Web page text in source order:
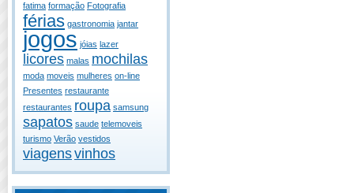
fatima formação Fotografia
férias gastronomia jantar
jogos jóias lazer
licores malas mochilas
moda moveis mulheres on-line
Presentes restaurante
restaurantes roupa samsung
sapatos saude telemoveis
turismo Verão vestidos
viagensvinhos